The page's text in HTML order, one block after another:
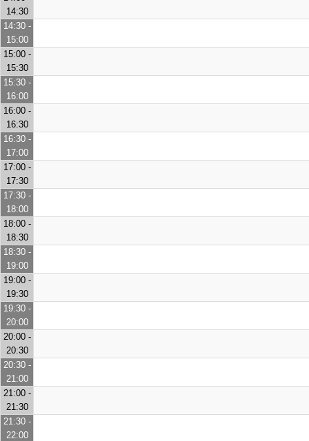
14:30
14:30 -
15:00
15:00 -
15:30
15:30 -
16:00
16:00 -
16:30
16:30 -
17:00
17:00 -
17:30
17:30 -
18:00
18:00 -
18:30
18:30 -
19:00
19:00 -
19:30
19:30 -
20:00
20:00 -
20:30
20:30 -
21:00
21:00 -
21:30
21:30 -
22:00